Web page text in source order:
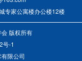
专家公寓楼办公楼12楼
版权所有
号-1
限公司